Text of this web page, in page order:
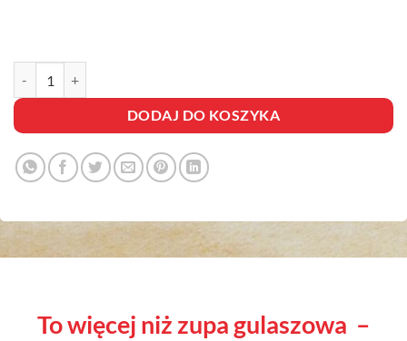
DODAJ DO KOSZYKA
to więcej niż zupa gulaszowa –